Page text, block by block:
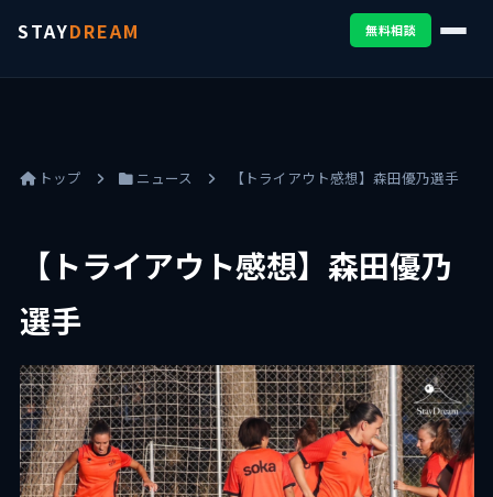
STAYDREAM 無料相談
トップ ニュース 【トライアウト感想】森田優乃選手
【トライアウト感想】森田優乃
選手